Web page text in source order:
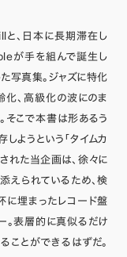
、日本に長期滞在し
が手を組んで誕生し
写真集。ジャズに特化
、高級化の波にのま
そこで本書は形あるう
ようという「タイムカ
れた当企画は、徐々に
えられているため、検
に埋まったレコード盤
。表層的に真似るだけ
ことができるはずだ。